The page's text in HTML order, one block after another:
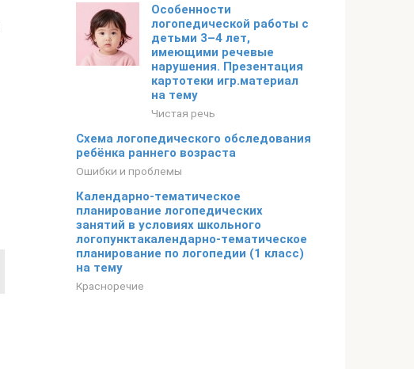
Особенности
логопедической работы с
детьми 3–4 лет,
имеющими речевые
нарушения. Презентация
картотеки игр.материал
на тему
Чистая речь
Схема логопедического обследования
ребёнка раннего возраста
Ошибки и проблемы
Календарно-тематическое
планирование логопедических
занятий в условиях школьного
логопунктакалендарно-тематическое
планирование по логопедии (1 класс)
на тему
Красноречие